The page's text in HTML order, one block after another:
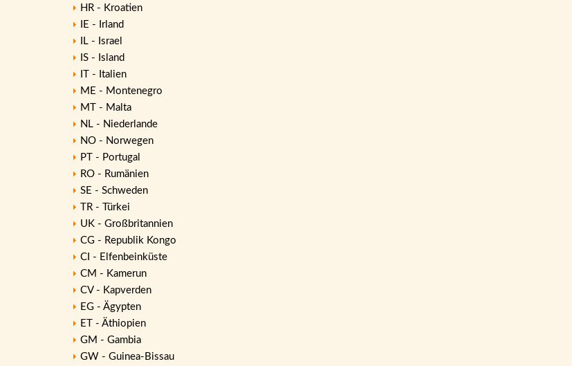
HR - Kroatien
IE - Irland
IL - Israel
IS - Island
IT - Italien
ME - Montenegro
MT - Malta
NL - Niederlande
NO - Norwegen
PT - Portugal
RO - Rumänien
SE - Schweden
TR - Türkei
UK - Großbritannien
CG - Republik Kongo
CI - Elfenbeinküste
CM - Kamerun
CV - Kapverden
EG - Ägypten
ET - Äthiopien
GM - Gambia
GW - Guinea-Bissau